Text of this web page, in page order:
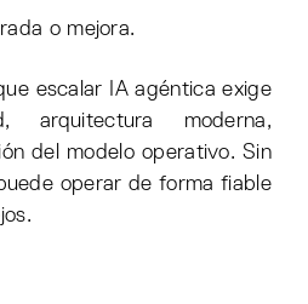
o mejora.
escalar IA agéntica exige
arquitectura moderna,
del modelo operativo. Sin
operar de forma fiable